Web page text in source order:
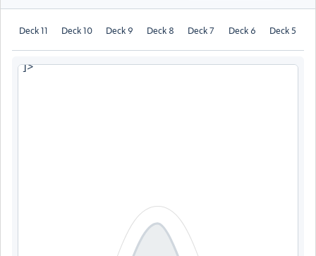
Deck 11 Deck 10 Deck 9 Deck 8 Deck 7 Deck 6 Deck 5
]>